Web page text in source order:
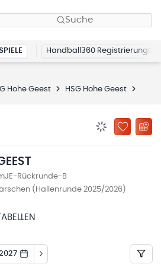
Suche
Handball360 Registrierung
Hohe Geest HSG Hohe Geest
ZU
Rückrunde-B
(Hallenrunde 2025/2026)
TABELLEN